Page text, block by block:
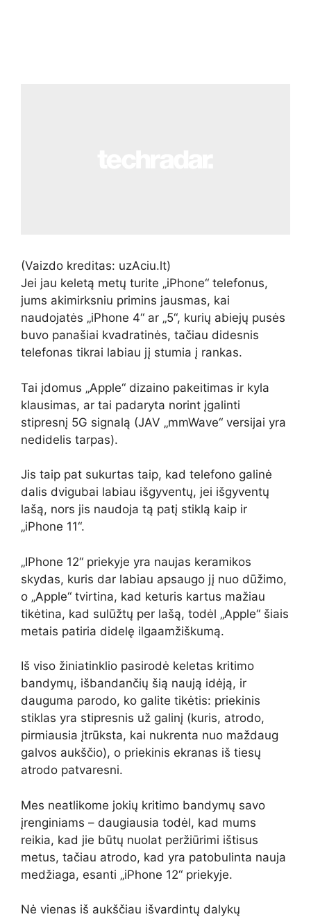
(Vaizdo kreditas: uzAciu.lt)
Jei jau keletą metų turite „iPhone“ telefonus,
jums akimirksniu primins jausmas, kai
naudojatės „iPhone 4“ ar „5“, kurių abiejų pusės
buvo panašiai kvadratinės, tačiau didesnis
telefonas tikrai labiau jį stumia į rankas.
Tai įdomus „Apple“ dizaino pakeitimas ir kyla
klausimas, ar tai padaryta norint įgalinti
stipresnį 5G signalą (JAV „mmWave“ versijai yra
nedidelis tarpas).
Jis taip pat sukurtas taip, kad telefono galinė
dalis dvigubai labiau išgyventų, jei išgyventų
lašą, nors jis naudoja tą patį stiklą kaip ir
„iPhone 11“.
„IPhone 12“ priekyje yra naujas keramikos
skydas, kuris dar labiau apsaugo jį nuo dūžimo,
o „Apple“ tvirtina, kad keturis kartus mažiau
tikėtina, kad sulūžtų per lašą, todėl „Apple“ šiais
metais patiria didelę ilgaamžiškumą.
Iš viso žiniatinklio pasirodė keletas kritimo
bandymų, išbandančių šią naują idėją, ir
dauguma parodo, ko galite tikėtis: priekinis
stiklas yra stipresnis už galinį (kuris, atrodo,
pirmiausia įtrūksta, kai nukrenta nuo maždaug
galvos aukščio), o priekinis ekranas iš tiesų
atrodo patvaresni.
Mes neatlikome jokių kritimo bandymų savo
įrenginiams – daugiausia todėl, kad mums
reikia, kad jie būtų nuolat peržiūrimi ištisus
metus, tačiau atrodo, kad yra patobulinta nauja
medžiaga, esanti „iPhone 12“ priekyje.
Nė vienas iš aukščiau išvardintų dalykų